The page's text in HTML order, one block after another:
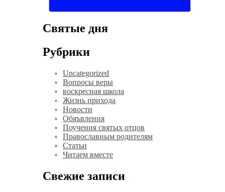
Святые дня
Рубрики
Uncategorized
Вопросы веры
воскресная школа
Жизнь прихода
Новости
Обяъвления
Поучения святых отцов
Православным родителям
Статьи
Читаем вместе
Свежие записи